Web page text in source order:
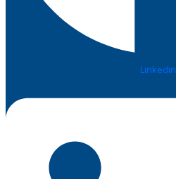
Linkedin